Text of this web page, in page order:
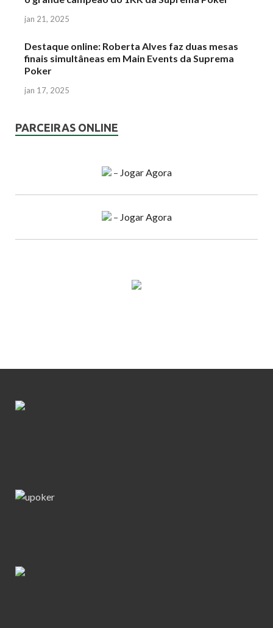
jan 21, 2025
Destaque online: Roberta Alves faz duas mesas
finais simultâneas em Main Events da Suprema
Poker
jan 17, 2025
PARCEIRAS ONLINE
– Jogar Agora
– Jogar Agora